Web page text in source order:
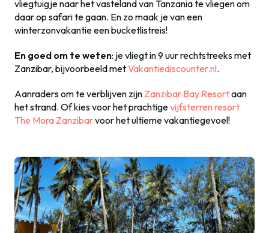
vliegtuigje naar het vasteland van Tanzania te vliegen om
daar op safari te gaan. En zo maak je van een
winterzonvakantie een bucketlistreis!
En goed om te weten: je vliegt in 9 uur rechtstreeks met
Zanzibar, bijvoorbeeld metVakantiediscounter.nl.
Aanraders om te verblijven zijn Zanzibar Bay Resortaan
het strand. Of kies voor het prachtigevijfsterren resort
The Mora Zanzibarvoor het ultieme vakantiegevoel!